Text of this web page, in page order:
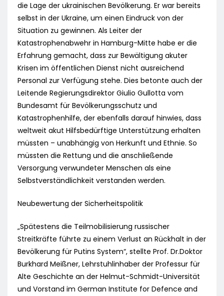
die Lage der ukrainischen Bevölkerung. Er war bereits
selbst in der Ukraine, um einen Eindruck von der
Situation zu gewinnen. Als Leiter der
Katastrophenabwehr in Hamburg-Mitte habe er die
Erfahrung gemacht, dass zur Bewältigung akuter
Krisen im öffentlichen Dienst nicht ausreichend
Personal zur Verfügung stehe. Dies betonte auch der
Leitende Regierungsdirektor Giulio Gullotta vom
Bundesamt für Bevölkerungsschutz und
Katastrophenhilfe, der ebenfalls darauf hinwies, dass
weltweit akut Hilfsbedürftige Unterstützung erhalten
müssten – unabhängig von Herkunft und Ethnie. So
müssten die Rettung und die anschließende
Versorgung verwundeter Menschen als eine
Selbstverständlichkeit verstanden werden.
Neubewertung der Sicherheitspolitik
„Spätestens die Teilmobilisierung russischer
Streitkräfte führte zu einem Verlust an Rückhalt in der
Bevölkerung für Putins System“, stellte Prof. Dr.Doktor
Burkhard Meißner, Lehrstuhlinhaber der Professur für
Alte Geschichte an der Helmut-Schmidt-Universität
und Vorstand im German Institute for Defence and